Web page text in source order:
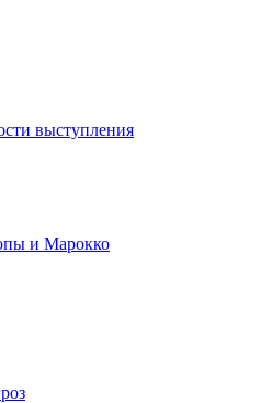
выступления
и Марокко